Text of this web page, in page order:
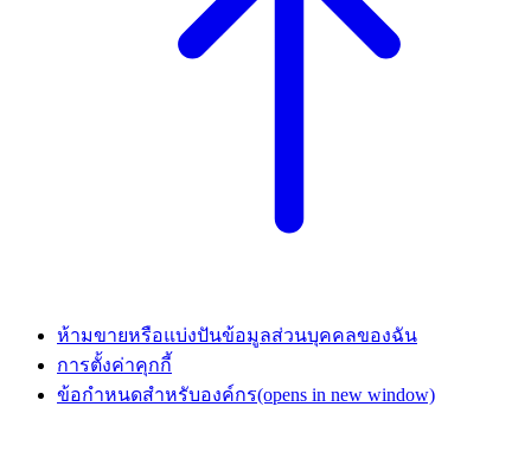
ห้ามขายหรือแบ่งปันข้อมูลส่วนบุคคลของฉัน
การตั้งค่าคุกกี้
ข้อกำหนดสำหรับองค์กร(opens in new window)